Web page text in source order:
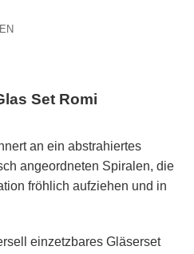
Set Romi
an ein abstrahiertes
angeordneten Spiralen, die
fröhlich aufziehen und in
einzetzbares Gläserset